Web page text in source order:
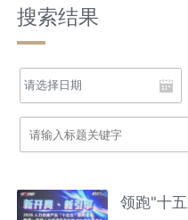
搜索结果
领跑"十